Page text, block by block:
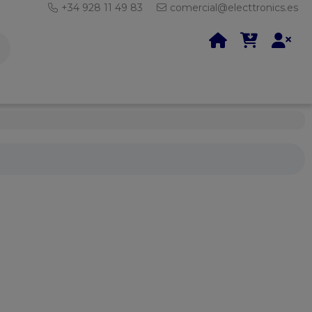
+34 928 11 49 83 comercial@electtronics.es